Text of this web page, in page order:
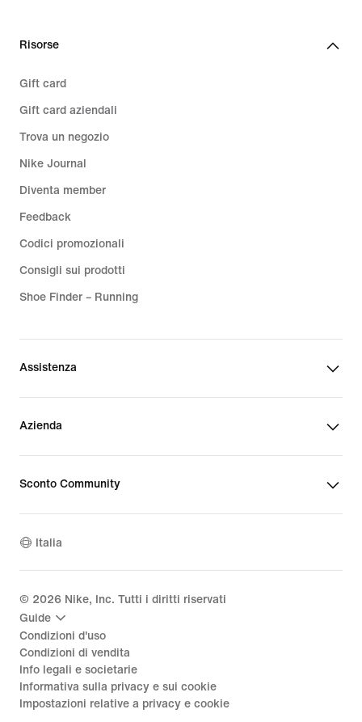
€
Risorse
Gift card
Gift card aziendali
Trova un negozio
Nike Journal
Diventa member
Feedback
Codici promozionali
Consigli sui prodotti
Shoe Finder – Running
Assistenza
Azienda
Sconto Community
Italia
© 2026 Nike, Inc. Tutti i diritti riservati
Guide
Condizioni d'uso
Condizioni di vendita
Info legali e societarie
Informativa sulla privacy e sui cookie
Impostazioni relative a privacy e cookie